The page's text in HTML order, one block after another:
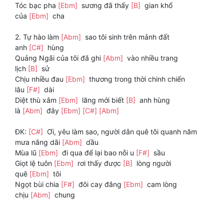
Tóc bạc pha [Ebm] sương đã thấy [B] gian khổ
của [Ebm] cha
2. Tự hào làm [Abm] sao tôi sinh trên mảnh đất
anh [C#] hùng
Quảng Ngãi của tôi đã ghi [Abm] vào nhiều trang
lịch [B] sử
Chịu nhiều đau [Ebm] thương trong thời chinh chiến
lâu [F#] dài
Diệt thù xâm [Ebm] lăng mới biết [B] anh hùng
là [Abm] đây [Ebm] [C#] [Abm]
ĐK: [C#] Ơi, yêu làm sao, người dân quê tôi quanh năm
mưa nắng dãi [Abm] dầu
Mùa lũ [Ebm] đi qua để lại bao nỗi u [F#] sầu
Giọt lệ tuôn [Ebm] rơi thấy được [B] lòng người
quê [Ebm] tôi
Ngọt bùi chia [F#] đôi cay đắng [Ebm] cam lòng
chịu [Abm] chung